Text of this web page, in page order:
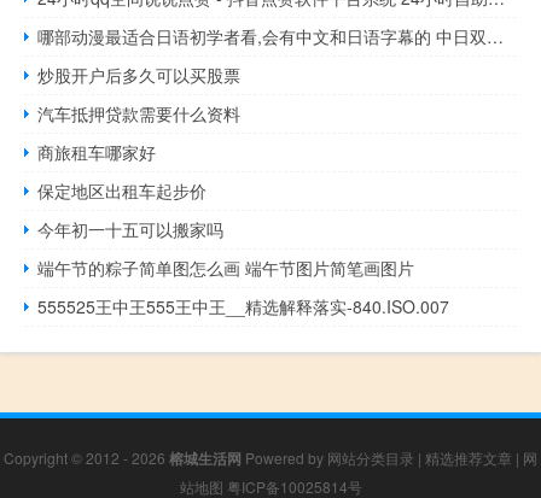
哪部动漫最适合日语初学者看,会有中文和日语字幕的 中日双语字幕的日剧
炒股开户后多久可以买股票
汽车抵押贷款需要什么资料
商旅租车哪家好
保定地区出租车起步价
今年初一十五可以搬家吗
端午节的粽子简单图怎么画 端午节图片简笔画图片
555525王中王555王中王__精选解释落实-840.ISO.007
Copyright © 2012 - 2026 榕城生活网 Powered by 网站分类目录 | 精选推荐文章 | 网
站地图 粤ICP备10025814号